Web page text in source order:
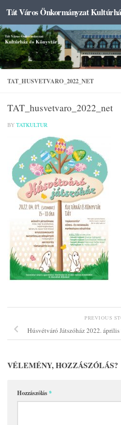
Skip to content
TAT_HUSVETVARO_2022_NET
TAT_husvetvaro_2022_net
BY TATKULTUR
PREVIOUS
Húsvétváró Játszóház 2022.
VÉLEMÉNY, HOZZÁSZÓLÁS?
Hozzászólás*